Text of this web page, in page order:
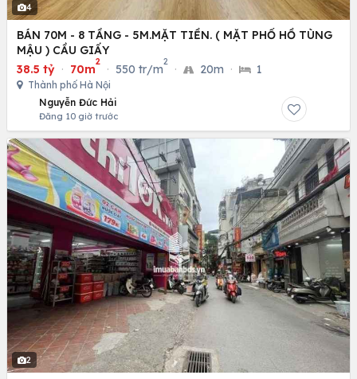
4
BÁN 70M - 8 TẦNG - 5M.MẶT TIỀN. ( MẶT PHỐ HỒ TÙNG
MẬU ) CẦU GIẤY
38.5 tỷ · 70m
2
· 550 tr/m
2
· 20m · 1
Thành phố Hà Nội
Nguyễn Đức Hải
Đăng 10 giờ trước
2